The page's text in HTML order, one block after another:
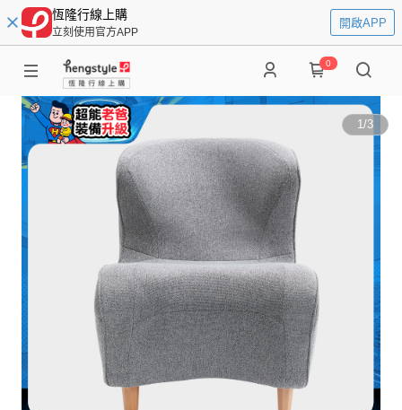
恆隆行線上購
立刻使用官方APP
開啟APP
0
1/3